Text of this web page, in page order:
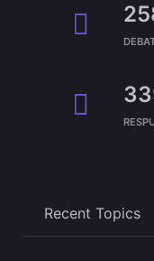
Recent Topics